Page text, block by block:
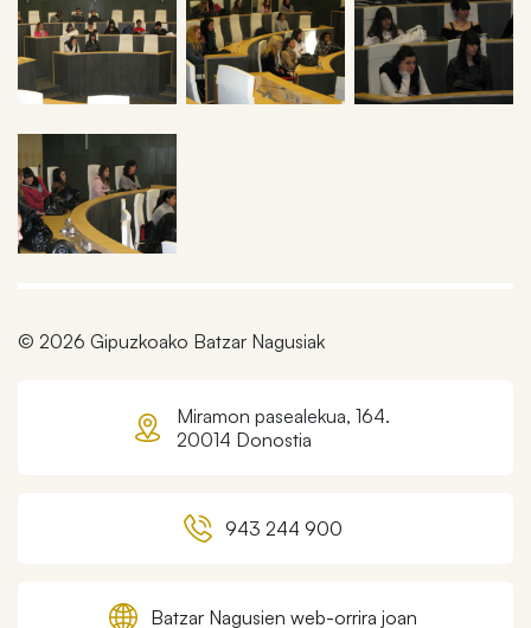
© 2026 Gipuzkoako Batzar Nagusiak
Miramon pasealekua, 164.
20014 Donostia
943 244 900
Batzar Nagusien web-orrira joan